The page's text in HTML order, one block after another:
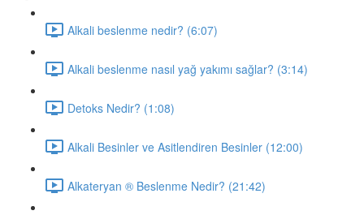
Alkali beslenme nedir? (6:07)
Alkali beslenme nasıl yağ yakımı sağlar? (3:14)
Detoks Nedir? (1:08)
Alkali Besinler ve Asitlendiren Besinler (12:00)
Alkateryan ® Beslenme Nedir? (21:42)